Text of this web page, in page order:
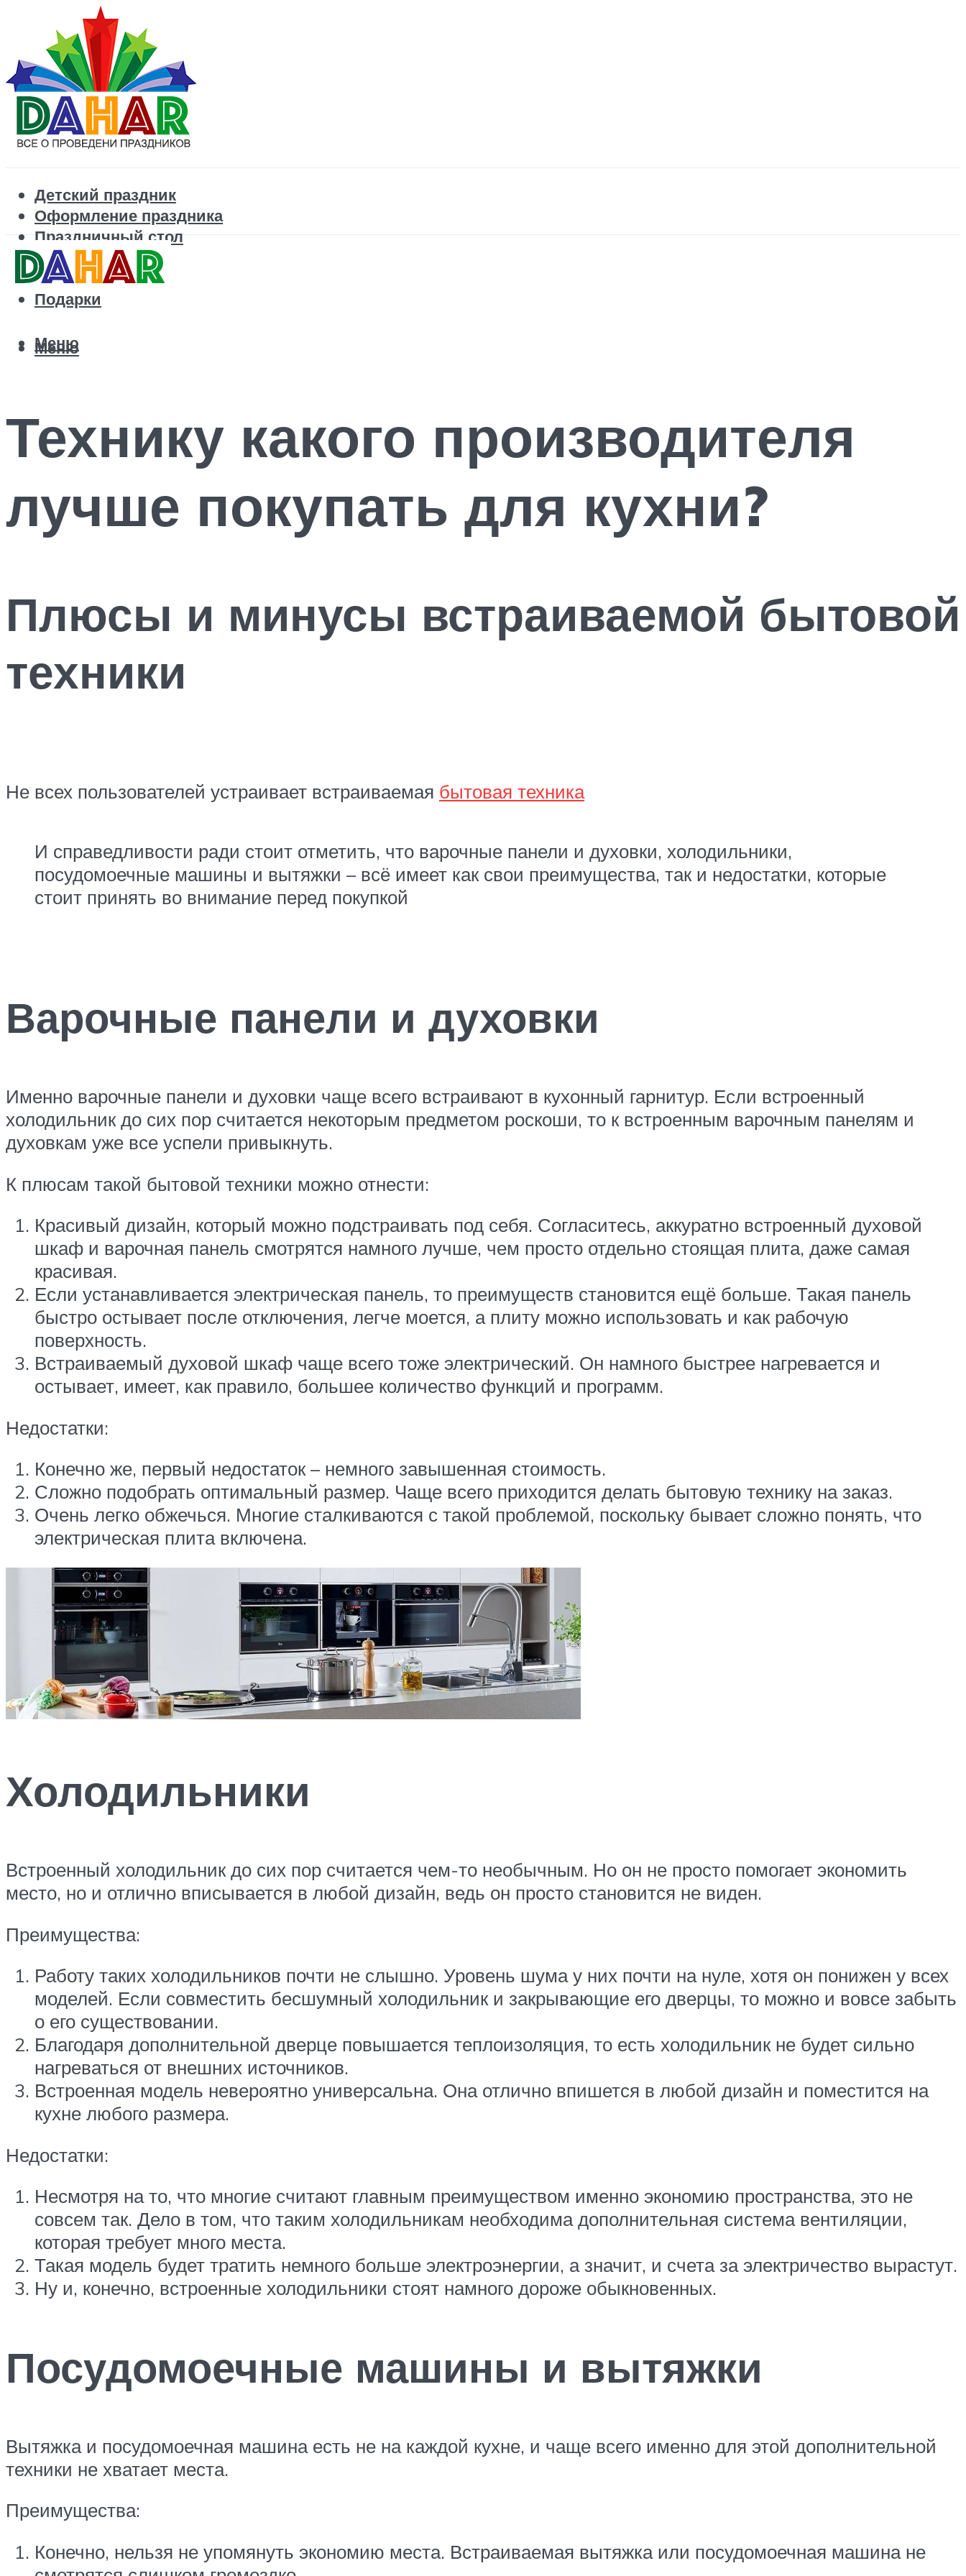
Детский праздник
Оформление праздника
Праздничный стол
Корпоратив
Поздравления
Подарки
Меню
Меню
Технику какого производителя
лучше покупать для кухни?
Плюсы и минусы встраиваемой бытовой
техники
Не всех пользователей устраивает встраиваемая бытовая техника
И справедливости ради стоит отметить, что варочные панели и духовки, холодильники,
посудомоечные машины и вытяжки – всё имеет как свои преимущества, так и недостатки, которые
стоит принять во внимание перед покупкой
Варочные панели и духовки
Именно варочные панели и духовки чаще всего встраивают в кухонный гарнитур. Если встроенный
холодильник до сих пор считается некоторым предметом роскоши, то к встроенным варочным панелям и
духовкам уже все успели привыкнуть.
К плюсам такой бытовой техники можно отнести:
Красивый дизайн, который можно подстраивать под себя. Согласитесь, аккуратно встроенный духовой
шкаф и варочная панель смотрятся намного лучше, чем просто отдельно стоящая плита, даже самая
красивая.
Если устанавливается электрическая панель, то преимуществ становится ещё больше. Такая панель
быстро остывает после отключения, легче моется, а плиту можно использовать и как рабочую
поверхность.
Встраиваемый духовой шкаф чаще всего тоже электрический. Он намного быстрее нагревается и
остывает, имеет, как правило, большее количество функций и программ.
Недостатки:
Конечно же, первый недостаток – немного завышенная стоимость.
Сложно подобрать оптимальный размер. Чаще всего приходится делать бытовую технику на заказ.
Очень легко обжечься. Многие сталкиваются с такой проблемой, поскольку бывает сложно понять, что
электрическая плита включена.
Холодильники
Встроенный холодильник до сих пор считается чем-то необычным. Но он не просто помогает экономить
место, но и отлично вписывается в любой дизайн, ведь он просто становится не виден.
Преимущества:
Работу таких холодильников почти не слышно. Уровень шума у них почти на нуле, хотя он понижен у всех
моделей. Если совместить бесшумный холодильник и закрывающие его дверцы, то можно и вовсе забыть
о его существовании.
Благодаря дополнительной дверце повышается теплоизоляция, то есть холодильник не будет сильно
нагреваться от внешних источников.
Встроенная модель невероятно универсальна. Она отлично впишется в любой дизайн и поместится на
кухне любого размера.
Недостатки:
Несмотря на то, что многие считают главным преимуществом именно экономию пространства, это не
совсем так. Дело в том, что таким холодильникам необходима дополнительная система вентиляции,
которая требует много места.
Такая модель будет тратить немного больше электроэнергии, а значит, и счета за электричество вырастут.
Ну и, конечно, встроенные холодильники стоят намного дороже обыкновенных.
Посудомоечные машины и вытяжки
Вытяжка и посудомоечная машина есть не на каждой кухне, и чаще всего именно для этой дополнительной
техники не хватает места.
Преимущества:
Конечно, нельзя не упомянуть экономию места. Встраиваемая вытяжка или посудомоечная машина не